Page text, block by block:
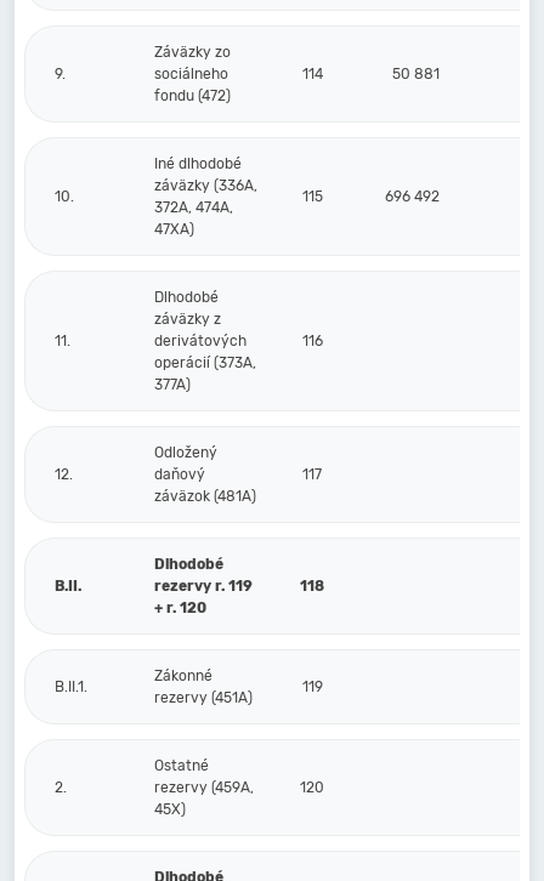
9.
Záväzky zo
sociálneho
fondu (472)
114 50 881
10.
Iné dlhodobé
záväzky (336A,
372A, 474A,
47XA)
115 696 492
11.
Dlhodobé
záväzky z
derivátových
operácií (373A,
377A)
116
12.
Odložený
daňový
záväzok (481A)
117
B.II.
Dlhodobé
rezervy r. 119
+ r. 120
118
B.II.1.
Zákonné
rezervy (451A)
119
2.
Ostatné
rezervy (459A,
45X)
120
Dlhodobé